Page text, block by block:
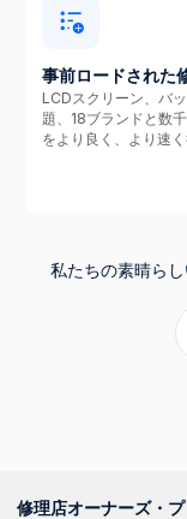
事前ロードされた
LCDスクリーン、バ
題、18ブランドと数
をより良く、より速
私たちの素晴ら
修理店オーナーズ・